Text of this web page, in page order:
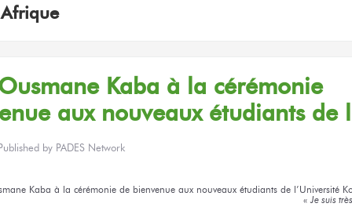
Afrique
Kaba à la cérémonie
aux nouveauxétudiants de
by PADES Network
Kaba à la cérémonie de bienvenue aux nouveaux étudiants de l’Université
« Je suis